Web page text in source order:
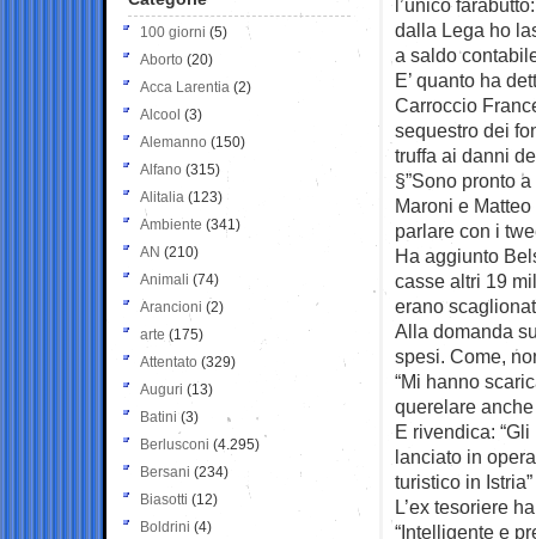
l’unico
dalla Lega ho
a saldo
E’ quanto ha
Carroccio
sequestro dei
truffa ai danni
§”Sono pronto
Maroni e
parlare con i
Ha aggiunto
casse altri 19
erano
Alla domanda
spesi. Come,
“Mi hanno
querelare
E rivendica:
lanciato in
turistico in Istria”
L’ex tesoriere
“Intelligente e
100 giorni (5)
Aborto (20)
Acca Larentia (2)
Alcool (3)
Alemanno (150)
Alfano (315)
Alitalia (123)
Ambiente (341)
AN (210)
Animali (74)
Arancioni (2)
arte (175)
Attentato (329)
Auguri (13)
Batini (3)
Berlusconi (4.295)
Bersani (234)
Biasotti (12)
Boldrini (4)